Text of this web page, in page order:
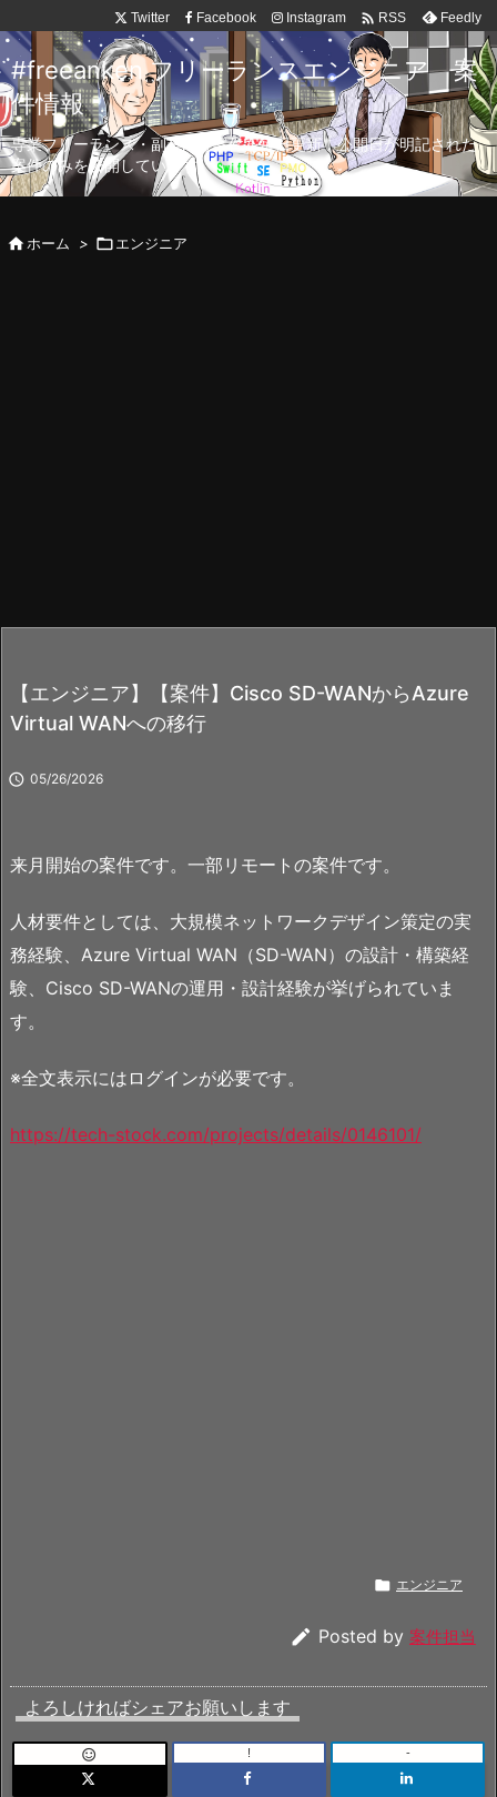
Twitter Facebook Instagram  RSS Feedly
#freeanken フリーランスエンジニア 案
件情報
専業フリーランス・副業向け案件を毎日更新！公開日が明記された
案件のみを公開しています。
ホーム > エンジニア
【エンジニア】【案件】Cisco SD-WANからAzure
Virtual WANへの移行
 05/26/2026
来月開始の案件です。一部リモートの案件です。
人材要件としては、大規模ネットワークデザイン策定の実
務経験、Azure Virtual WAN（SD-WAN）の設計・構築経
験、Cisco SD-WANの運用・設計経験が挙げられていま
す。
※全文表示にはログインが必要です。
https://tech-stock.com/projects/details/0146101/
 エンジニア
 Posted by 案件担当
よろしければシェアお願いします
 ! -